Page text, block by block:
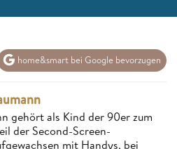
home&smart bei Google bevorzugen
gehört als Kind der 90er zum
der Second-Screen-
mit Handys, bei